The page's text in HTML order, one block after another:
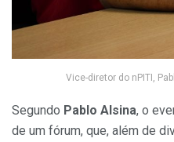
Vice-diretor do nPITI,
Segundo Pablo Alsina, o
de um fórum, que, além de